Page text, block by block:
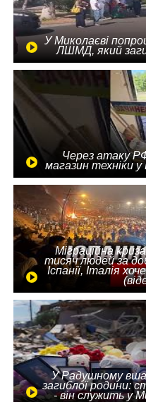
У Миколаєві
ЛШМД, який
Через атаку
магазин техніки у
Міграційна
тисяч людей за
Іспанії, Італія
У Радушному
загиблої родини:
- він служить у